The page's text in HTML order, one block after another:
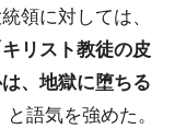
領に対しては、
リスト教徒の皮
、地獄に堕ちる
と語気を強めた。